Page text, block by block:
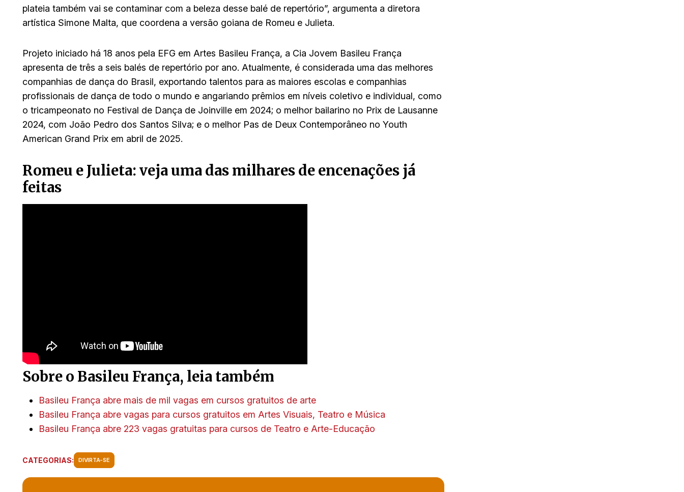
plateia também vai se contaminar com a beleza desse balé de repertório”, argumenta a diretora
artística Simone Malta, que coordena a versão goiana de Romeu e Julieta.
Projeto iniciado há 18 anos pela EFG em Artes Basileu França, a Cia Jovem Basileu França
apresenta de três a seis balés de repertório por ano. Atualmente, é considerada uma das melhores
companhias de dança do Brasil, exportando talentos para as maiores escolas e companhias
profissionais de dança de todo o mundo e angariando prêmios em níveis coletivo e individual, como
o tricampeonato no Festival de Dança de Joinville em 2024; o melhor bailarino no Prix de Lausanne
2024, com João Pedro dos Santos Silva; e o melhor Pas de Deux Contemporâneo no Youth
American Grand Prix em abril de 2025.
Romeu e Julieta: veja uma das milhares de encenações já
feitas
Sobre o Basileu França, leia também
Basileu França abre mais de mil vagas em cursos gratuitos de arte
Basileu França abre vagas para cursos gratuitos em Artes Visuais, Teatro e Música
Basileu França abre 223 vagas gratuitas para cursos de Teatro e Arte-Educação
CATEGORIAS: DIVIRTA-SE